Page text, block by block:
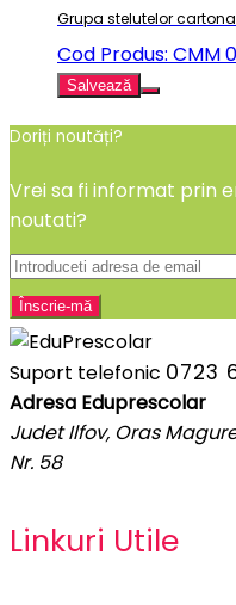
Grupa stelutelor
Cod Produs: CMM
Salvează
Doriți noutăți?
Vrei sa fi informat prin
noutati?
Suport telefonic 0723
Adresa Eduprescolar
Judet Ilfov, Oras
Nr. 58
Linkuri Utile